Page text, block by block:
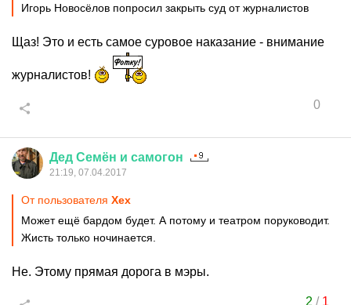
Игорь Новосёлов попросил закрыть суд от журналистов
Щаз! Это и есть самое суровое наказание - внимание
журналистов!
0
Дед Семён и самогон
21:19, 07.04.2017
От пользователя Хех
Может ещё бардом будет. А потому и театром поруководит.
Жисть только ночинается.
Не. Этому прямая дорога в мэры.
2 / 1